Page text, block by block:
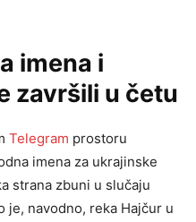
imena i
završili u četu
Telegram prostoru
imena za ukrajinske
strana zbuni u slučaju
je, navodno, reka Hajčur u